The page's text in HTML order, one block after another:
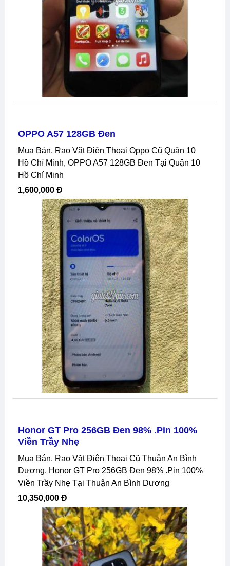
OPPO A57 128GB Đen
Mua Bán, Rao Vặt Điện Thoại Oppo Cũ Quận 10
Hồ Chí Minh, OPPO A57 128GB Đen Tại Quận 10
Hồ Chí Minh
1,600,000 Đ
Honor GT Pro 256GB Đen 98% .pin 100%
Viền Trầy Nhẹ
Mua Bán, Rao Vặt Điện Thoại Cũ Thuận An Bình
Dương, Honor GT Pro 256GB Đen 98% .pin 100%
Viền Trầy Nhẹ Tại Thuận An Bình Dương
10,350,000 Đ